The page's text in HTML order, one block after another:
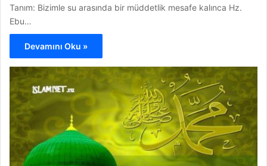
Tanım: Bizimle su arasında bir müddetlik mesafe kalınca Hz.
Ebu…
Devamını Oku »